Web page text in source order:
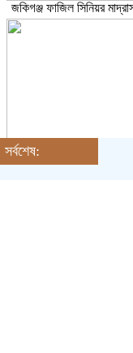
জকিগঞ্জ ফাজিল সিনিয়র
সর্বশেষ: